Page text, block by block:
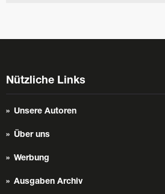
Nützliche Links
Unsere Autoren
Über uns
Werbung
Ausgaben Archiv